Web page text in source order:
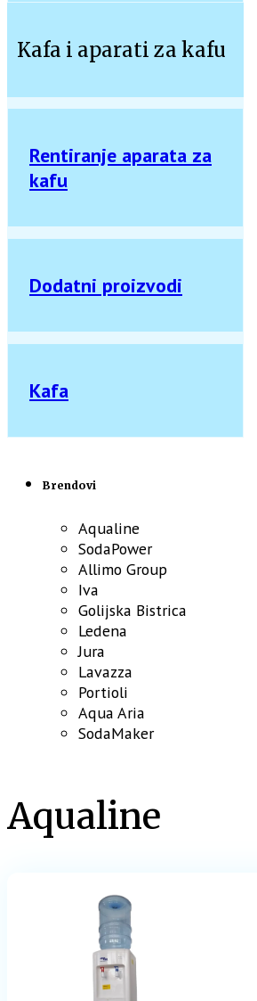
Kafa i aparati za kafu
Rentiranje aparata za
kafu
Dodatni proizvodi
Kafa
Brendovi
Aqualine
SodaPower
Allimo Group
Iva
Golijska Bistrica
Ledena
Jura
Lavazza
Portioli
Aqua Aria
SodaMaker
Aqualine